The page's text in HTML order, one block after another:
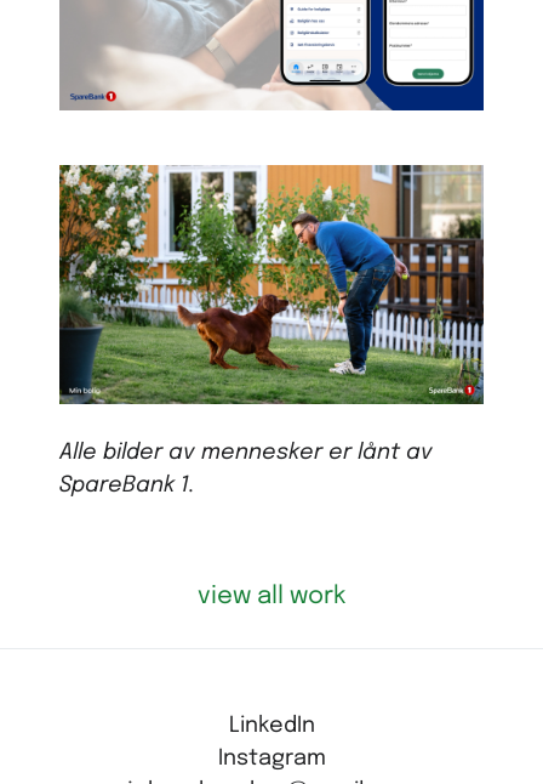
Alle bilder av mennesker er lånt av
SpareBank 1.
view all work
LinkedIn
Instagram